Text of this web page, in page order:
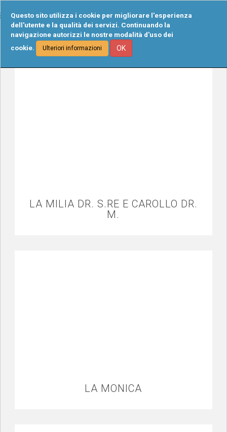
Questo sito utilizza i cookie per migliorare l'esperienza
dell'utente e la qualità dei servizi. Continuando la
navigazione autorizzi le nostre modalità d'uso dei
cookie.
Ulteriori informazioni OK
LA MILIA DR. S.RE E CAROLLO DR.
M.
LA MONICA